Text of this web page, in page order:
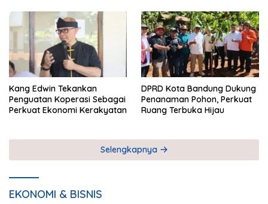
Kang Edwin Tekankan
Penguatan Koperasi Sebagai
Perkuat Ekonomi Kerakyatan
DPRD Kota Bandung Dukung
Penanaman Pohon, Perkuat
Ruang Terbuka Hijau
Selengkapnya
EKONOMI & BISNIS